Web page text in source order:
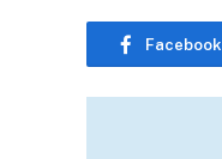
Facebook